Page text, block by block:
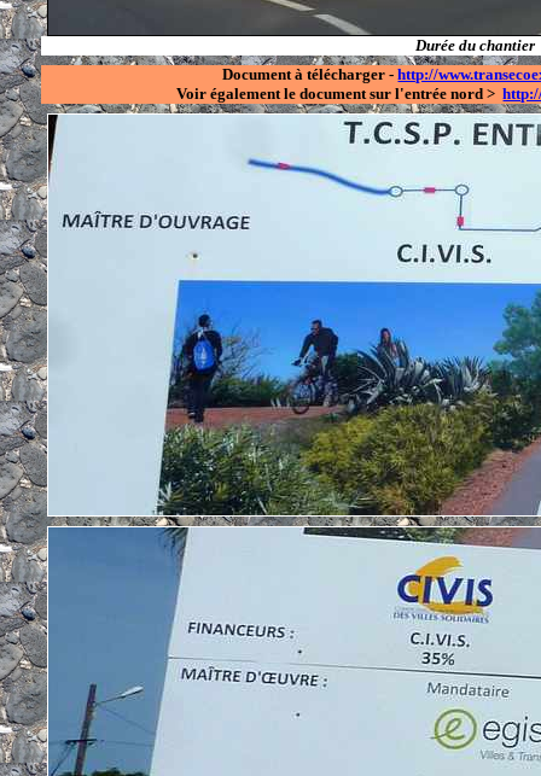
Durée du
Document à télécharger -http://
Voir également le document sur l'entrée nord >